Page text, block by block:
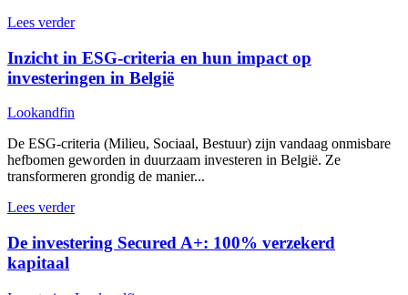
Lees verder
Inzicht in ESG-criteria en hun impact op
investeringen in België
Lookandfin
De ESG-criteria (Milieu, Sociaal, Bestuur) zijn vandaag onmisbare
hefbomen geworden in duurzaam investeren in België. Ze
transformeren grondig de manier...
Lees verder
De investering Secured A+: 100% verzekerd
kapitaal